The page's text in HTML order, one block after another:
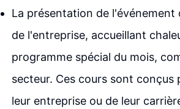
La présentation de
de l'entreprise, accueillant
programme spécial du mois,
secteur. Ces cours sont conçus
leur entreprise ou de leur